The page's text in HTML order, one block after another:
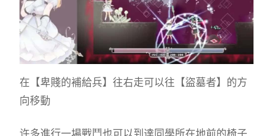
在【卑賤的補給兵】往右走可以往【盜墓者】的方
向移動